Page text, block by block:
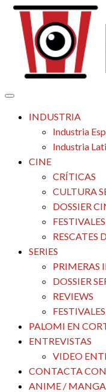
Saltar
contenido
El
Tu espacio de la
INDUSTRIA
Industria
Industria
CINE
CRÍTICAS
CULTURA
DOSSIER
RESCATES
SERIES
PRIMERAS
DOSSIER
REVIEWS
PALOMI EN
ENTREVISTAS
VIDEO
CONTACTA
ANIME / MANGA